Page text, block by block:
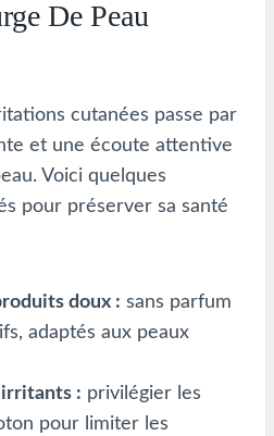
De Peau
cutanées passe par
et une écoute attentive
Voici quelques
pour préserver sa santé
doux : sans parfum
adaptés aux peaux
irritants : privilégier les
pour limiter les